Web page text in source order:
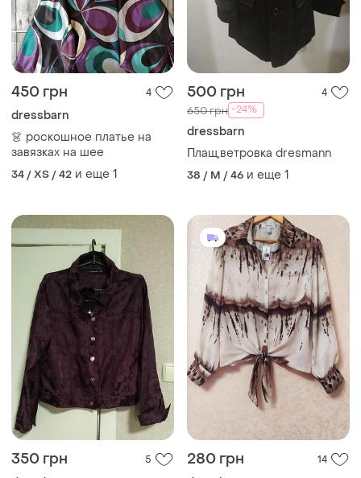
450 грн 4
dressbarn
👗 роскошное платье на
завязках на шее
34 / XS / 42 и еще 1
500 грн 4
650 грн -24%
dressbarn
Плащ,ветровка dresmann
38 / M / 46 и еще 1
350 грн 5 280 грн 14